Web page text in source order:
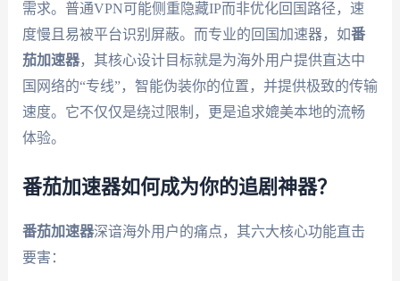
需求。普通VPN可能侧重隐藏IP而非优化回国路径，速
度慢且易被平台识别屏蔽。而专业的回国加速器，如番
茄加速器，其核心设计目标就是为海外用户提供直达中
国网络的“专线”，智能伪装你的位置，并提供极致的传输
速度。它不仅仅是绕过限制，更是追求媲美本地的流畅
体验。
番茄加速器如何成为你的追剧神器？
番茄加速器深谙海外用户的痛点，其六大核心功能直击
要害：